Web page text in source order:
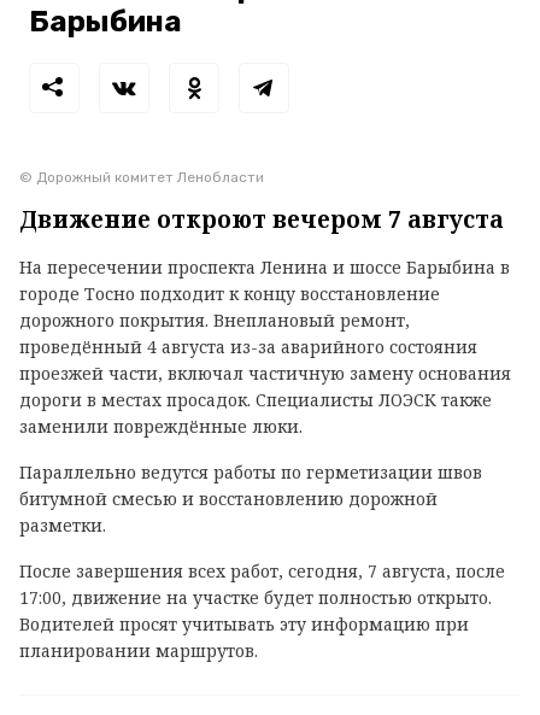
Барыбина
© Дорожный комитет Ленобласти
Движение откроют вечером 7 августа
На пересечении проспекта Ленина и шоссе Барыбина в
городе Тосно подходит к концу восстановление
дорожного покрытия. Внеплановый ремонт,
проведённый 4 августа из-за аварийного состояния
проезжей части, включал частичную замену основания
дороги в местах просадок. Специалисты ЛОЭСК также
заменили повреждённые люки.
Параллельно ведутся работы по герметизации швов
битумной смесью и восстановлению дорожной
разметки.
После завершения всех работ, сегодня, 7 августа, после
17:00, движение на участке будет полностью открыто.
Водителей просят учитывать эту информацию при
планировании маршрутов.